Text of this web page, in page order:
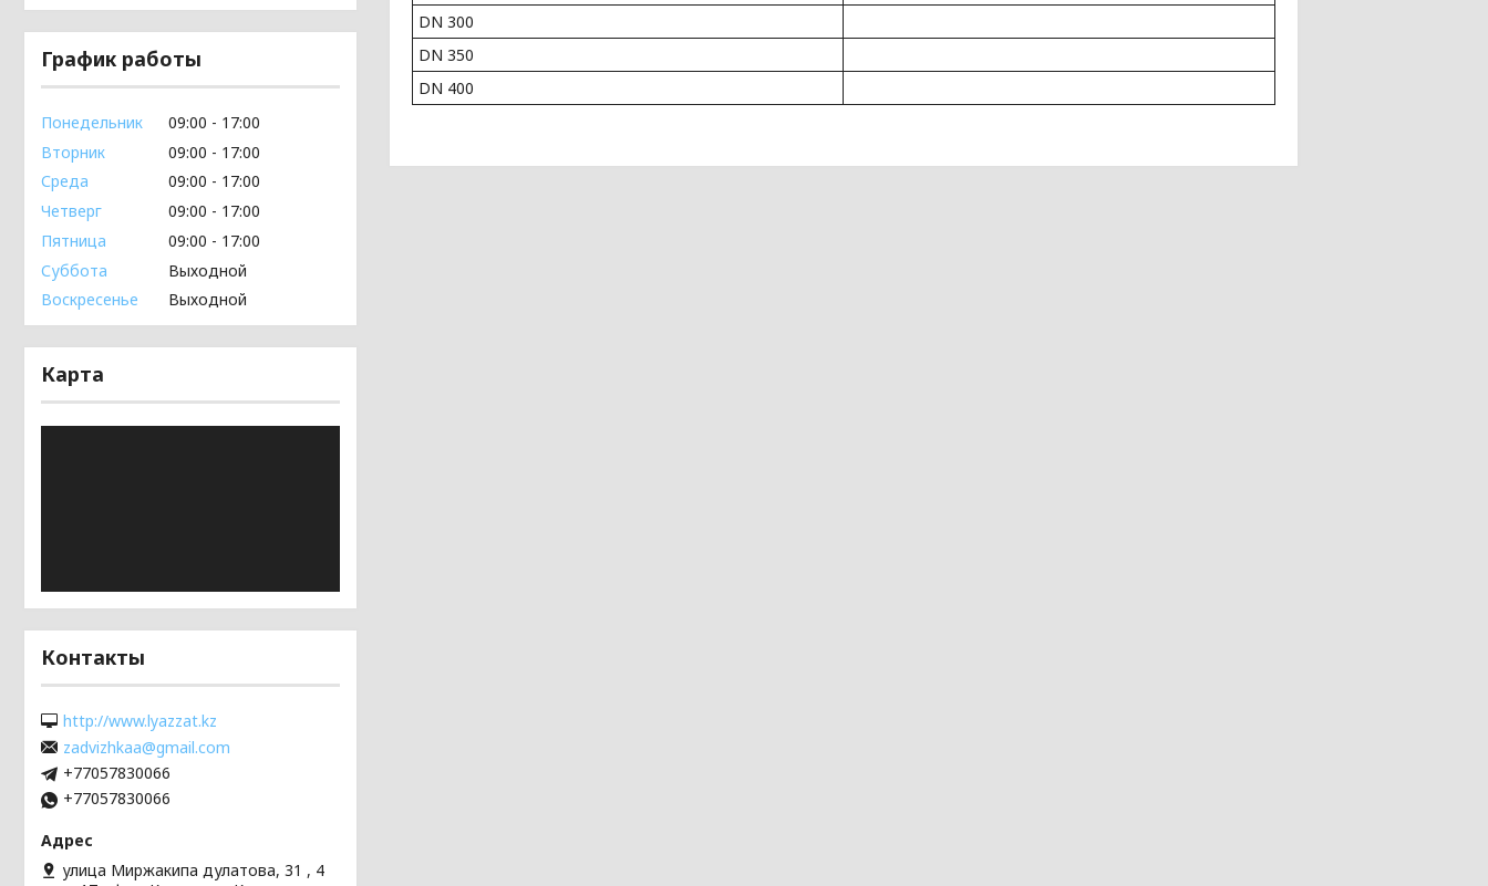
DN 300
DN 350
DN 400
График работы
Понедельник 09:00
17:00
Вторник
09:00
17:00
Среда
09:00
17:00
Четверг
09:00
17:00
Пятница
09:00
17:00
Суббота
Выходной
Воскресенье
Выходной
Карта
Контакты
http://www.lyazzat.kz
zadvizhkaa@gmail.com
+77057830066
+77057830066
улица Миржакипа дулатова, 31 , 4